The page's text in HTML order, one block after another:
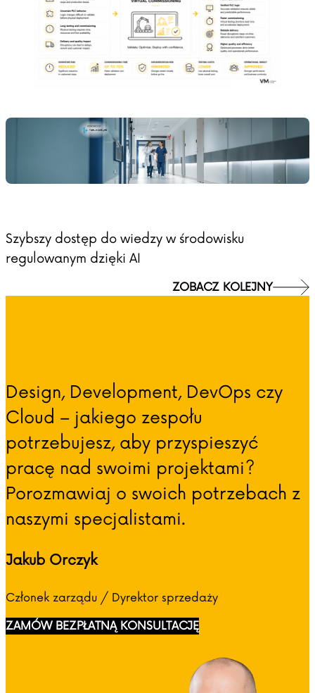
Szybszy dostęp do wiedzy w środowisku
regulowanym dzięki AI
ZOBACZ KOLEJNY
Design, Development, DevOps czy
Cloud – jakiego zespołu
potrzebujesz, aby przyspieszyć
pracę nad swoimi projektami?
Porozmawiaj o swoich potrzebach z
naszymi specjalistami.
Jakub Orczyk
Członek zarządu / Dyrektor sprzedaży
ZAMÓW BEZPŁATNĄ KONSULTACJĘ